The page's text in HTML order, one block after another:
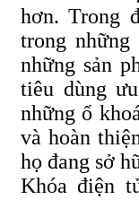
hơn. Trong
trong những
những sản
tiêu dùng
những ổ
và hoàn
họ đang sở
Khóa điện